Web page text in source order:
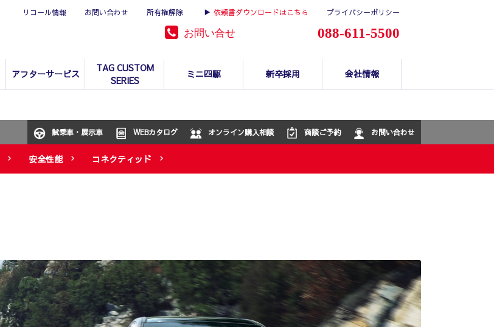
お問い合せ 088-611-5500
アフターサービス
TAG CUSTOM
SERIES
ミニ四駆 新卒採用 会社情報
リコール情報 お問い合わせ 所有権解除 ▶ 依頼書ダウンロードはこちら プライバシーポリシー
試乗車・展示車 WEBカタログ オンライン購入相談 商談ご予約 お問い合わせ
安全性能 コネクティッド